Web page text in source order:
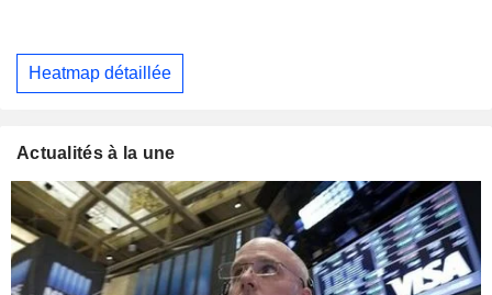
Heatmap détaillée
Actualités à la une